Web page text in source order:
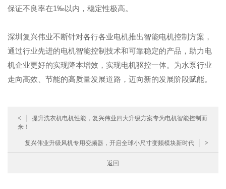
保证不良率在1‰以内，稳定性极高。
深圳复兴伟业不断针对各行各业电机推出智能电机控制方案，
通过行业先进的电机智能控制技术和可靠稳定的产品，助力电
机企业更好的实现降本增效，实现电机驱控一体。为水泵行业
走向高效、节能的高质量发展道路，迈向新的发展阶段赋能。
<
提升洗衣机电机性能，复兴伟业四大升级方案专为电机智能控制而
来！
复兴伟业升级风机专用变频器，开启全球小尺寸变频模块新时代 >
返回